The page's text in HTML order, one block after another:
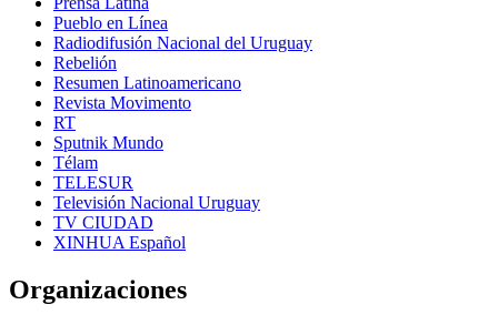
Pueblo en Línea
Radiodifusión Nacional del Uruguay
Rebelión
Resumen Latinoamericano
Revista Movimento
RT
Sputnik Mundo
Télam
TELESUR
Televisión Nacional Uruguay
TV CIUDAD
XINHUA Español
Organizaciones